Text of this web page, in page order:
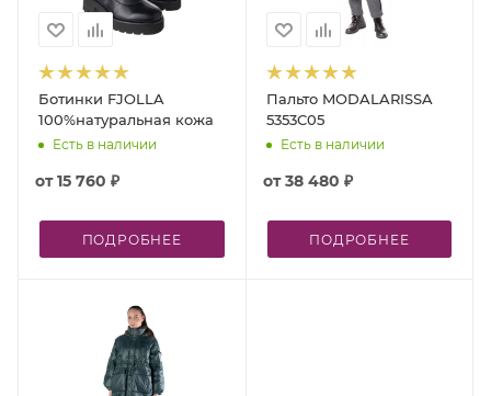
Ботинки FJOLLA
100%натуральная кожа
Есть в наличии
от15 760 ₽
ПОДРОБНЕЕ
Пальто MODALARISSA
5353C05
Есть в наличии
от38 480 ₽
ПОДРОБНЕЕ